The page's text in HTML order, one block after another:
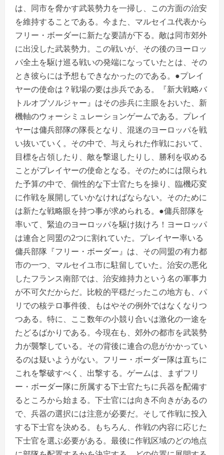
は、同市を脅かす武装勢力を一掃し、この方面の治安
を維持することである。今また、マルセイユ代表から
フリー・ボーダーに新たな要請が下る。敵は同市郊外
に出没した武装勢力。この戦いが、その後のヨーロッ
パ全土を駆け巡る戦いの発端になっていたとは、その
とき彼らには予想もできなかったのである。●プレイ
ヤーの使命は？戦場の要は歩兵である。『新大戦略バ
トルオブソルジャー』はその歩兵に主眼をおいた、新
機軸のウォーシミュレーションゲームである。プレイ
ヤーは傭兵部隊の隊長となり、混迷のヨーロッパを戦
い抜いていく。その中で、与えられた作戦において、
目標を占領したり、敵を撃退したりし、勝利を収める
ことがプレイヤーの使命となる。そのためには限られ
た予算の中で、個性的な下士官たちを操り、臨機応変
に作戦を展開していかなければならない。そのために
は新たな戦略眼を持つ事が求められる。●傭兵部隊を
率いて、緊迫のヨーロッパを駆け抜けろ！ヨーロッパ
は連合と同盟の2つに割れていた。プレイヤー率いる
傭兵部隊『フリー・ボーダー』は、その同盟の有力都
市の一つ、マルセイユ市に駐留していた。治安の悪化
したフランス南部では、治安維持力という名の軍事力
が不可欠だからだ。比較的平穏だったこの地方も、パ
リでの核テロ事件後、もはやその例外ではなくなりつ
つある。特に、ここ数年の小競り合いは激化の一途を
たどるばかりである。今現在も、郊外の都市を武装勢
力が襲撃している。その背後に連合の息がかかってい
るのは疑いようがない。フリー・ボーダー隊は直ちに
これを撃破すべく、出撃する。ゲームは、まずフリ
ー・ボーダー隊に所属する下士官たちに兵器を配備す
るところから始まる。下士官には向き不向きがあるの
で、兵器の選択には注意が必要だ。そして作戦に投入
する下士官を決める。もちろん、作戦の内容に応じた
下士官を選ぶ必要がある。最後に作戦区域のどの地点